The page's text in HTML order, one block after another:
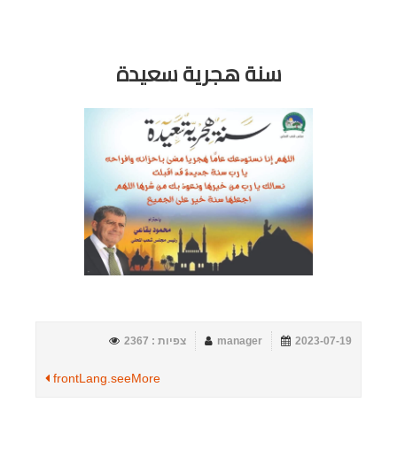
سنة هجرية سعيدة
2023-07-19
manager צפיות : 2367
frontLang.seeMore